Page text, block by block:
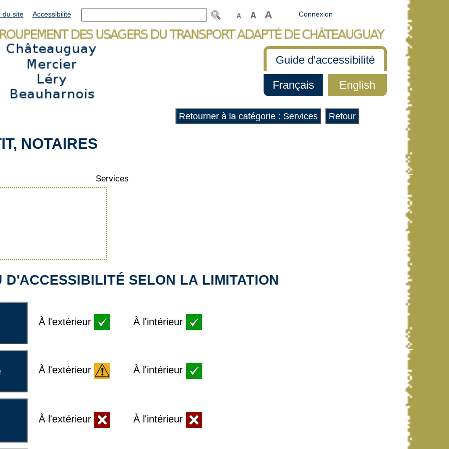
du site Accessibilité Connexion
Guide d'accessibilité
Français
English
Retourner à la catégorie : Services Retour
NOTAIRES
Services
D'ACCESSIBILITÉ SELON LA LIMITATION
À l'extérieur À l'intérieur
À l'extérieur À l'intérieur
À l'extérieur À l'intérieur